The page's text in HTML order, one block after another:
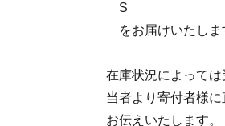
S
をお届けいたしま
在庫状況によって
当者より寄付者様
お伝えいたします。